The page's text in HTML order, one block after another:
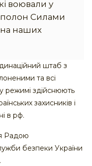
воювали у
полон Силами
на наших
штаб з
та всі
режимі здійснюють
захисників і
в рф.
Радою
безпеки України